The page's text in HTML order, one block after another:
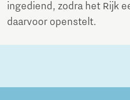
ingediend, zodra het Rijk
daarvoor openstelt.